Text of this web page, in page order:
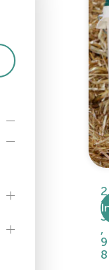
2
1
3
,
9
8